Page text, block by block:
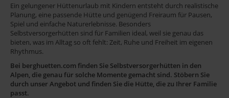
Ein gelungener Hüttenurlaub mit Kindern entsteht durch realistische
Planung, eine passende Hütte und genügend Freiraum für Pausen,
Spiel und einfache Naturerlebnisse. Besonders
Selbstversorgerhütten sind für Familien ideal, weil sie genau das
bieten, was im Alltag so oft fehlt: Zeit, Ruhe und Freiheit im eigenen
Rhythmus.
Bei berghuetten.com finden Sie Selbstversorgerhütten in den
Alpen, die genau für solche Momente gemacht sind. Stöbern Sie
durch unser Angebot und finden Sie die Hütte, die zu Ihrer Familie
passt.